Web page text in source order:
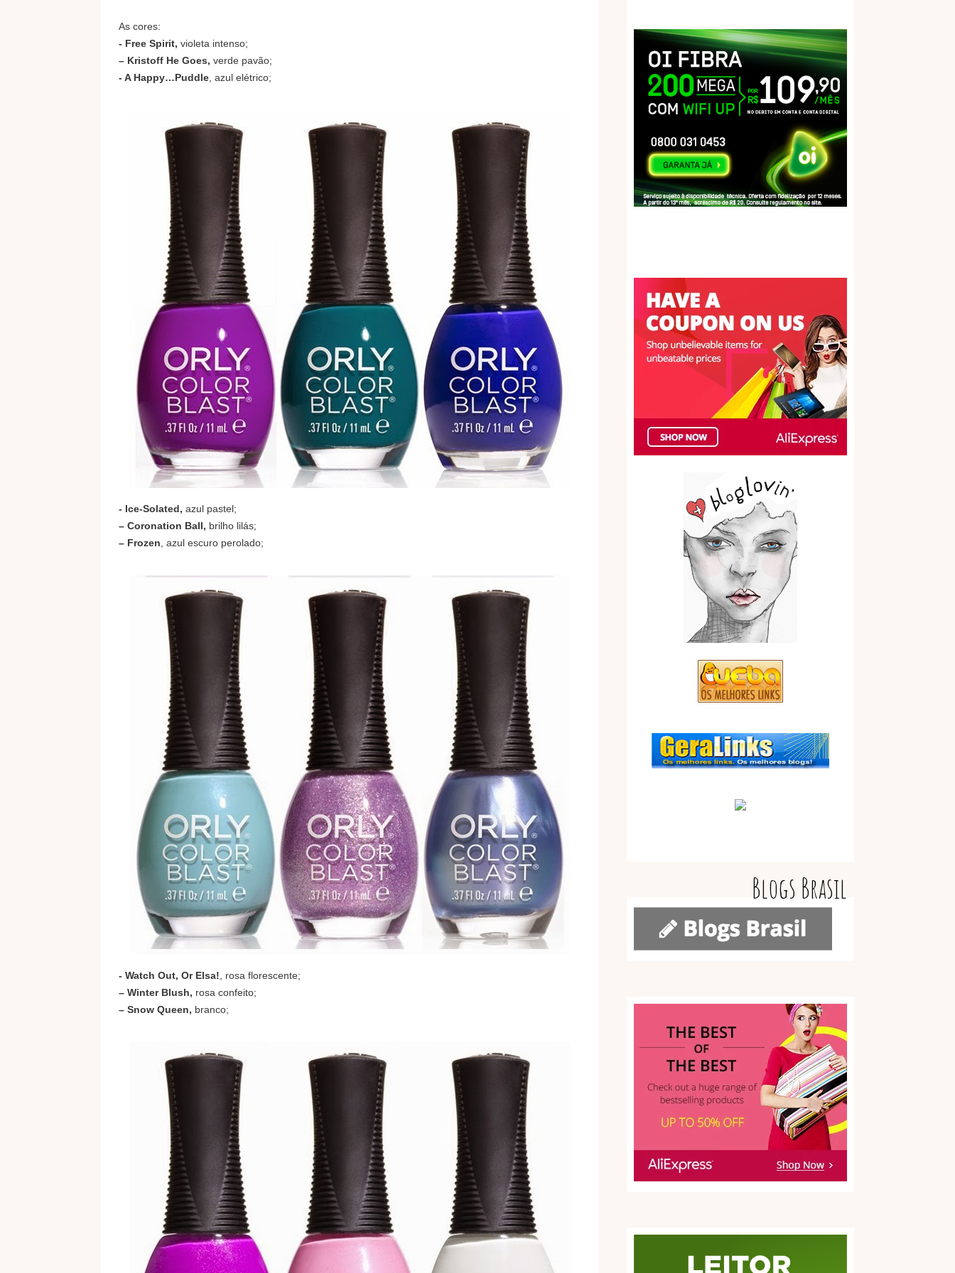
As cores:
- Free Spirit, violeta intenso;
– Kristoff He Goes, verde pavão;
- A Happy…Puddle , azul elétrico;
- Ice-Solated, azul pastel;
– Coronation Ball, brilho lilás;
– Frozen , azul escuro perolado;
- Watch Out, Or Elsa! , rosa florescente;
– Winter Blush, rosa confeito;
– Snow Queen, branco;
Blogs Brasil